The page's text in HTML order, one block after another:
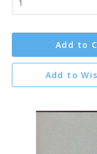
Add to
Add to